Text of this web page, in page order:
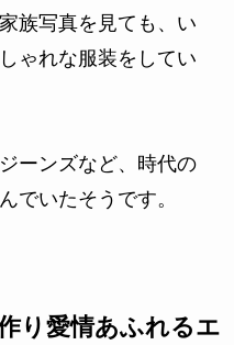
族写真を見ても、い
ゃれな服装をしてい
ーンズなど、時代の
でいたそうです。
り愛情あふれるエ